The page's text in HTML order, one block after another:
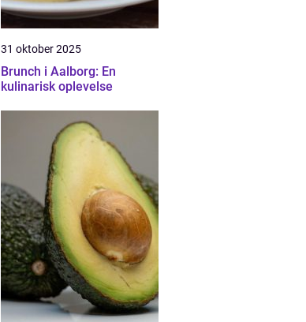
31 oktober 2025
Brunch i Aalborg: En
kulinarisk oplevelse